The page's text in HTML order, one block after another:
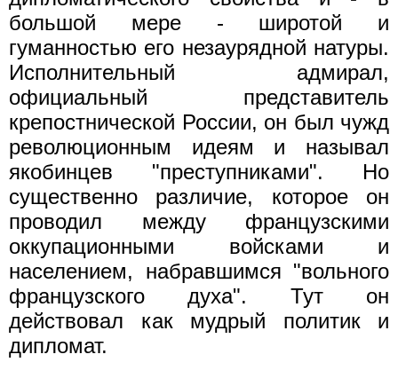
большой мере - широтой и
гуманностью его незаурядной натуры.
Исполнительный адмирал,
официальный представитель
крепостнической России, он был чужд
революционным идеям и называл
якобинцев "преступниками". Но
существенно различие, которое он
проводил между французскими
оккупационными войсками и
населением, набравшимся "вольного
французского духа". Тут он
действовал как мудрый политик и
дипломат.